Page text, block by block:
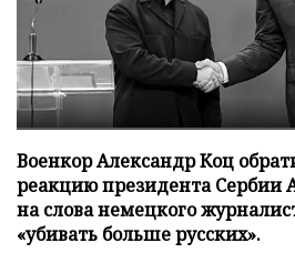
Военкор Александр Коц
реакцию президента Сербии
на слова немецкого
«убивать больше русских».